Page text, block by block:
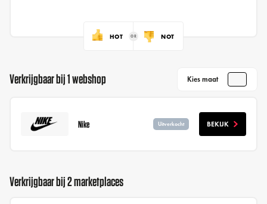
HOT NOT
Verkrijgbaar bij 1 webshop Kies maat
Nike Uitverkocht BEKIJK
Verkrijgbaar bij 2 marketplaces